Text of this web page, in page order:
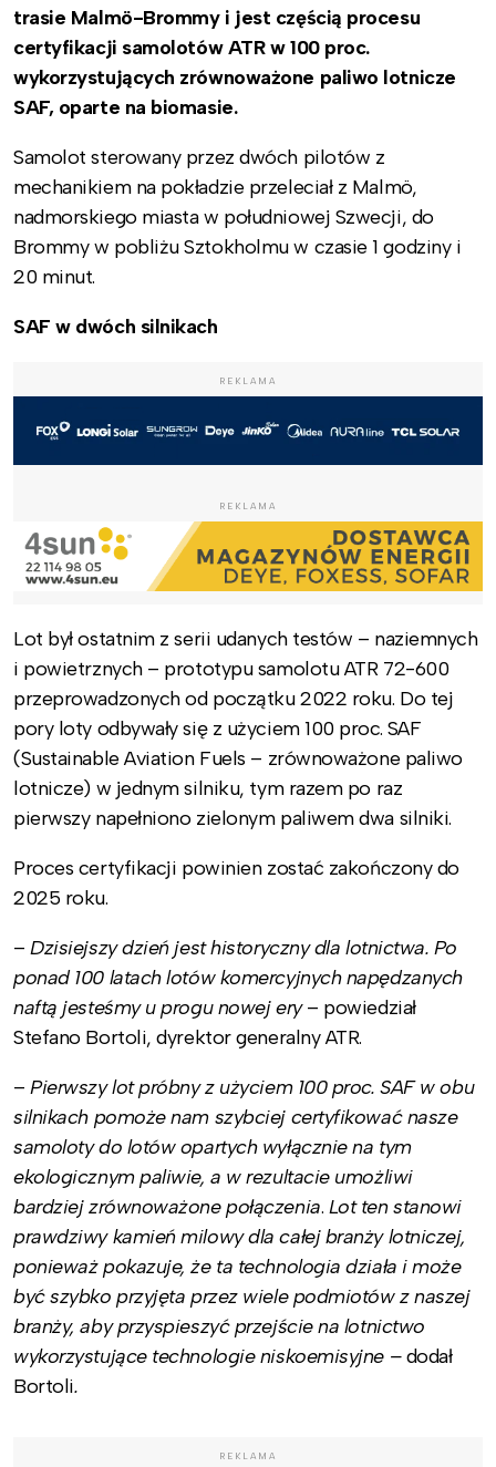
trasie Malmö-Brommy i jest częścią procesu
certyfikacji samolotów ATR w 100 proc.
wykorzystujących zrównoważone paliwo lotnicze
SAF, oparte na biomasie.
Samolot sterowany przez dwóch pilotów z
mechanikiem na pokładzie przeleciał z Malmö,
nadmorskiego miasta w południowej Szwecji, do
Brommy w pobliżu Sztokholmu w czasie 1 godziny i
20 minut.
SAF w dwóch silnikach
REKLAMA
REKLAMA
Lot był ostatnim z serii udanych testów – naziemnych
i powietrznych – prototypu samolotu ATR 72-600
przeprowadzonych od początku 2022 roku. Do tej
pory loty odbywały się z użyciem 100 proc. SAF
(Sustainable Aviation Fuels – zrównoważone paliwo
lotnicze) w jednym silniku, tym razem po raz
pierwszy napełniono zielonym paliwem dwa silniki.
Proces certyfikacji powinien zostać zakończony do
2025 roku.
–Dzisiejszy dzień jest historyczny dla lotnictwa. Po
ponad 100 latach lotów komercyjnych napędzanych
naftą jesteśmy u progu nowej ery– powiedział
Stefano Bortoli, dyrektor generalny ATR.
–Pierwszy lot próbny z użyciem 100 proc. SAF w obu
silnikach pomoże nam szybciej certyfikować nasze
samoloty do lotów opartych wyłącznie na tym
ekologicznym paliwie, a w rezultacie umożliwi
bardziej zrównoważone połączenia. Lot ten stanowi
prawdziwy kamień milowy dla całej branży lotniczej,
ponieważ pokazuje, że ta technologia działa i może
być szybko przyjęta przez wiele podmiotów z naszej
branży, aby przyspieszyć przejście na lotnictwo
wykorzystujące technologie niskoemisyjne –dodał
Bortoli.
REKLAMA